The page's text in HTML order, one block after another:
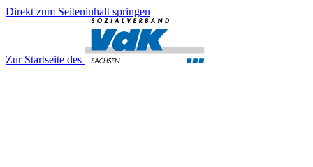
Direkt zum Seiteninhalt springen
Zur Startseite des